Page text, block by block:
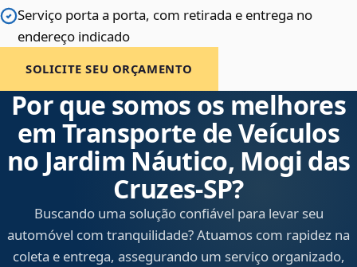
Serviço porta a porta, com retirada e entrega no
endereço indicado
SOLICITE SEU ORÇAMENTO
Por que somos os melhores
em Transporte de Veículos
no Jardim Náutico, Mogi das
Cruzes‑SP?
Buscando uma solução confiável para levar seu
automóvel com tranquilidade? Atuamos com rapidez na
coleta e entrega, assegurando um serviço organizado,